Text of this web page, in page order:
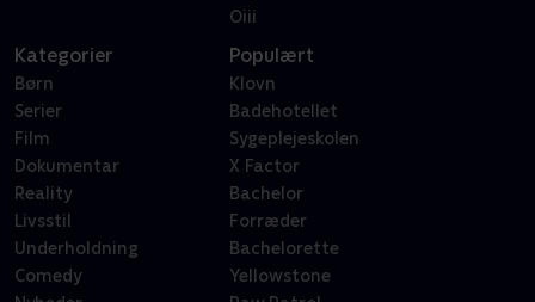
Oiii
Kategorier
Børn
Serier
Film
Dokumentar
Reality
Livsstil
Underholdning
Comedy
Populært
Klovn
Badehotellet
Sygeplejeskolen
X Factor
Bachelor
Forræder
Bachelorette
Yellowstone